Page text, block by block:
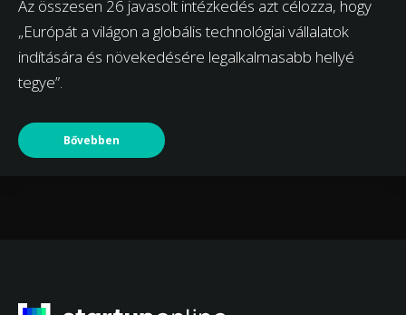
Az összesen 26 javasolt intézkedés azt célozza, hogy
„Európát a világon a globális technológiai vállalatok
indítására és növekedésére legalkalmasabb hellyé
tegye”.
Bővebben